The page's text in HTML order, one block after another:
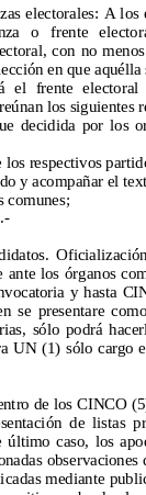
electorales: A
los
o frente
con no
en que aquélla
el frente electoral
los siguientes
decidida por los
los respectivos
y acompañar el
comunes;
-
Oficialización y
los órganos
y hasta
presentare como
sólo podrá hacerlo
UN (1) sólo cargo
de los CINCO
de listas
caso, los
observaciones
mediante